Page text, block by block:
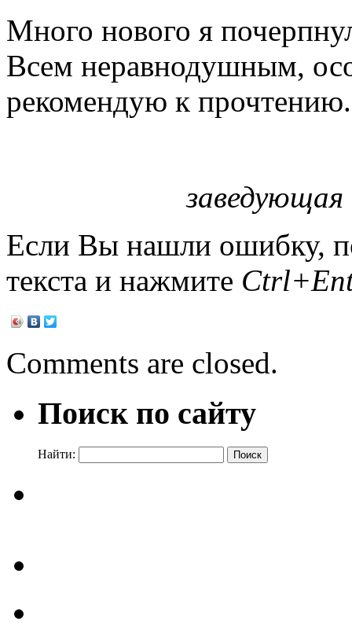
Много нового я
Всем неравнодушным,
рекомендую к прочтению.
Если Вы нашли ошибку,
текста и нажмите
Comments are closed.
Поиск по сайту
Найти: